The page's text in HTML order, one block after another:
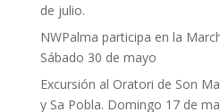
de julio.
NWPalma participa en la
Sábado 30 de mayo
Excursión al Oratori de Son
y Sa Pobla. Domingo 17 de